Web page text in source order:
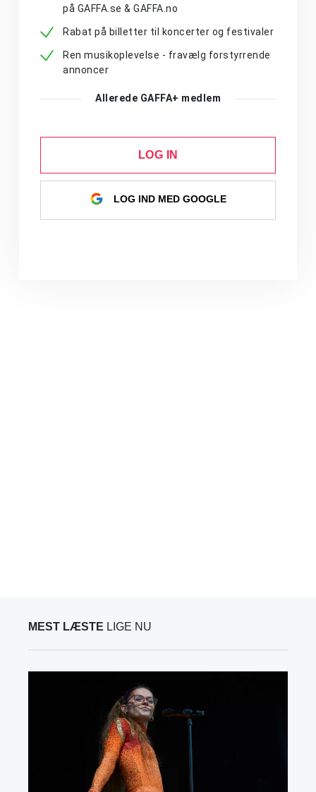
på GAFFA.se & GAFFA.no
Rabat på billetter til koncerter og festivaler
Ren musikoplevelse - fravælg forstyrrende
annoncer
Allerede GAFFA+ medlem
LOG IN
LOG IND MED GOOGLE
MEST LÆSTE LIGE NU